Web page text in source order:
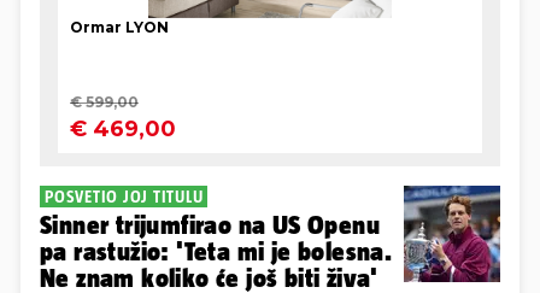
POSVETIO JOJ TITULU
Sinner trijumfirao na US Openu
pa rastužio: 'Teta mi je bolesna.
Ne znam koliko će još biti živa'